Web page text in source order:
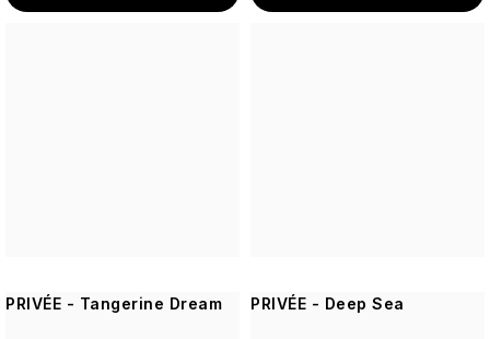
PRIVÉE - Tangerine Dream PRIVÉE - Deep Sea